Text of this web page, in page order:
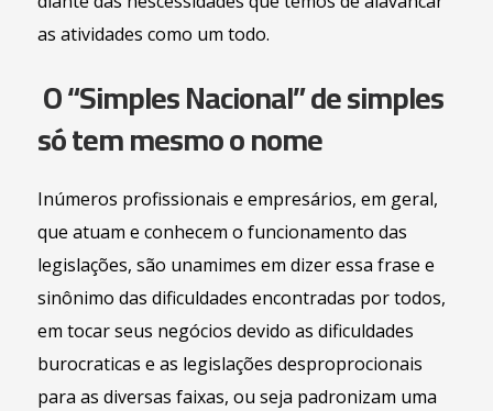
as atividades como um todo.
O “Simples Nacional” de simples
só tem mesmo o nome
Inúmeros profissionais e empresários, em geral,
que atuam e conhecem o funcionamento das
legislações, são unamimes em dizer essa frase e
sinônimo das dificuldades encontradas por todos,
em tocar seus negócios devido as dificuldades
burocraticas e as legislações desproprocionais
para as diversas faixas, ou seja padronizam uma